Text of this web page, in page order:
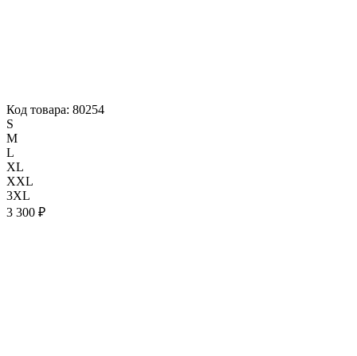
Код товара: 80254
S
M
L
XL
XXL
3XL
3 300 ₽